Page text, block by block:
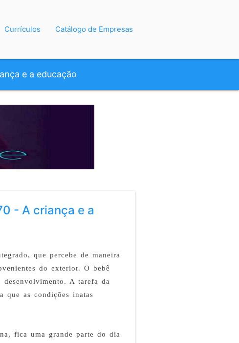
Currículos Catálogo de Empresas
e a educação
- A criança e a
que percebe de maneira
do exterior. O bebê
desenvolvimento. A tarefa da
que as condições inatas
fica uma grande parte do dia